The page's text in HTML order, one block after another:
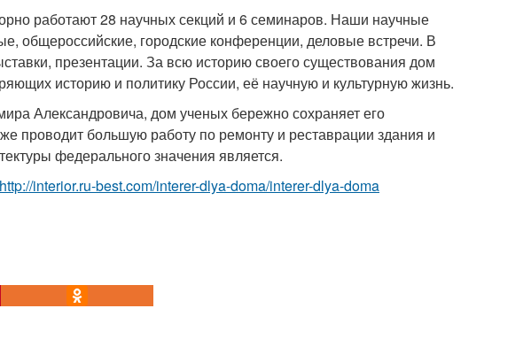
работают 28 научных секций и 6 семинаров. Наши научные
общероссийские, городские конференции, деловые встречи. В
презентации. За всю историю своего существования дом
историю и политику России, её научную и культурную жизнь.
Александровича, дом ученых бережно сохраняет его
проводит большую работу по ремонту и реставрации здания и
федерального значения является.
http://interior.ru-best.com/interer-dlya-doma/interer-dlya-doma